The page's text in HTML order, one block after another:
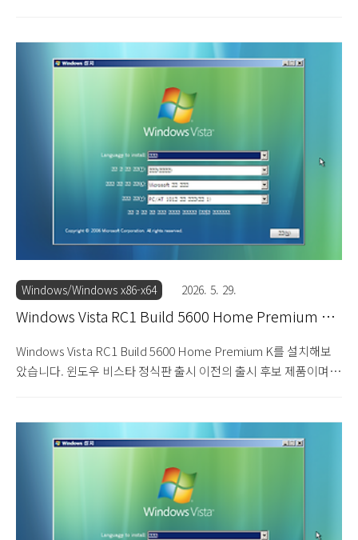
인 홈 프리미엄보다는 기능이 많은 중간 위치의 에디션입니다. 그래
서 기업이 아닌 일반 사용자나 가정에서도 이 에디션을 사용한 사례
가 많습니다. 이후에 출시된 윈도우 7의 프로페셔널 에디션에 해당
합니다. 메신저와 미디어 플레이어 프로그램의 포함 유무에 따라 K
와 KN으로 나뉩니다. 설치 DVD를 넣고 부팅하면 로딩 화면이 지나
갑니다. 윈도우 비스타 RC1 빌드 5600의 설치를 시작합니다. 한글
이 깨집니다. 다음을 눌러 설치를 진..
Windows/Windows x86-x64 2026. 5. 29.
Windows Vista RC1 Build 5600 Home Premium K
Windows Vista RC1 Build 5600 Home Premium K를 설치해보
았습니다. 윈도우 비스타 정식판 출시 이전의 출시 후보 제품이며,
평가를 받습니다. 가정용으로 출시되었으며, 가장 무난한 에디션이
기도 합니다. 메신저와 미디어 플레이어 프로그램의 포함 유무에 따
라 K와 KN으로 나뉩니다. 설치 DVD를 넣고 부팅하면 로딩 화면이
지나갑니다. 윈도우 비스타 RC1 빌드 5600 설치를 시작합니다. 한
글이 깨져나오네요. 다음을 눌러 설치를 진행합니다. 제품 키를 입
력하는 화면입니다. 입력하지 않고 다음으로 넘어갑니다. 설치할 에